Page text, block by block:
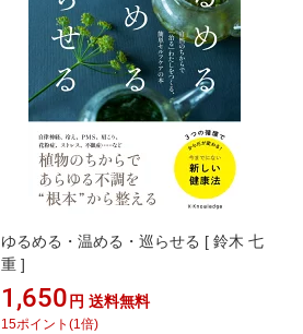
ゆるめる・温める・巡らせる [ 鈴木 七
重 ]
1,650 円 送料無料
15ポイント (1倍)